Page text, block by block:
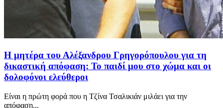
Η μητέρα του Αλέξανδρου Γρηγορόπουλου για τη
δικαστική απόφαση: Το παιδί μου στο χώμα και οι
δολοφόνοι ελεύθεροι
Είναι η πρώτη φορά που η Τζίνα Τσαλικιάν μιλάει για την
απόφαση...